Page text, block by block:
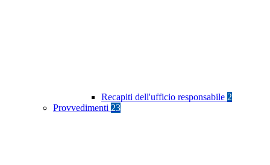
Recapiti dell'ufficio responsabile 2
Provvedimenti 23